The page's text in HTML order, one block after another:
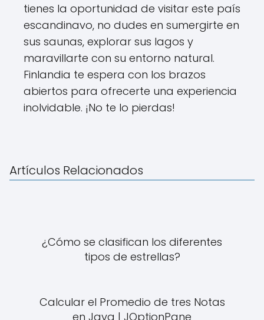
tienes la oportunidad de visitar este país
escandinavo, no dudes en sumergirte en
sus saunas, explorar sus lagos y
maravillarte con su entorno natural.
Finlandia te espera con los brazos
abiertos para ofrecerte una experiencia
inolvidable. ¡No te lo pierdas!
Artículos Relacionados
¿Cómo se clasifican los diferentes
tipos de estrellas?
Calcular el Promedio de tres Notas
en Java | JOptionPane